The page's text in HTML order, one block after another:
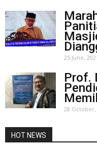
25 June,
Prof.
28 October,
HOT NEWS